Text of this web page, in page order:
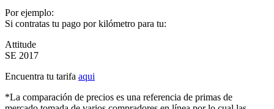
Por ejemplo:
Si contratas tu pago por kilómetro para tu:
Attitude
SE 2017
Encuentra tu tarifa aqui
*La comparación de precios es una referencia de primas de